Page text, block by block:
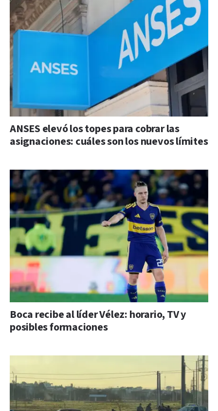
ANSES elevó los topes para cobrar las
asignaciones: cuáles son los nuevos límites
Boca recibe al líder Vélez: horario, TV y
posibles formaciones